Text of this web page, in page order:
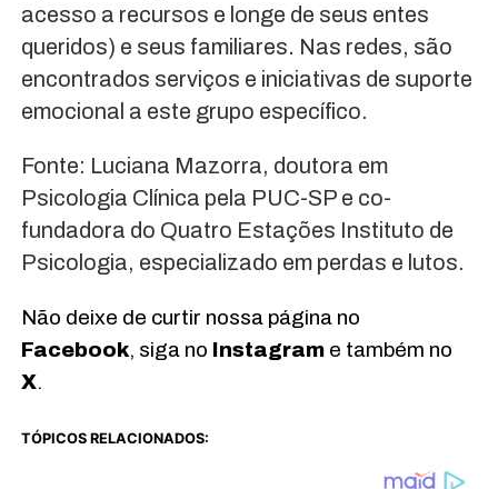
acesso a recursos e longe de seus entes
queridos) e seus familiares. Nas redes, são
encontrados serviços e iniciativas de suporte
emocional a este grupo específico.
Fonte: Luciana Mazorra, doutora em
Psicologia Clínica pela PUC-SP e co-
fundadora do Quatro Estações Instituto de
Psicologia, especializado em perdas e lutos.
Não deixe de curtir nossa página no
Facebook, siga no Instagrame também no
X.
TÓPICOS RELACIONADOS: